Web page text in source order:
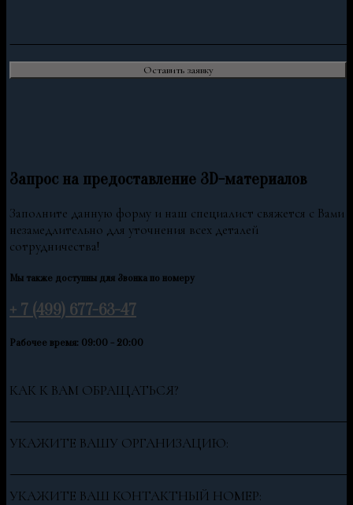
Запрос на предоставление 3D-материалов
Заполните данную форму и наш специалист свяжется с Вами
незамедлительно для уточнения всех деталей
сотрудничества!
Мы также доступны для Звонка по номеру
+ 7 (499) 677-63-47
Рабочее время: 09:00 - 20:00
КАК К ВАМ ОБРАЩАТЬСЯ?
УКАЖИТЕ ВАШУ ОРГАНИЗАЦИЮ:
УКАЖИТЕ ВАШ КОНТАКТНЫЙ НОМЕР: